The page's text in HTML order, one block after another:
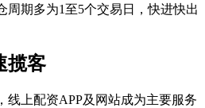
周期多为1至5个交易日，快进快出
揽客
线上配资APP及网站成为主要服务